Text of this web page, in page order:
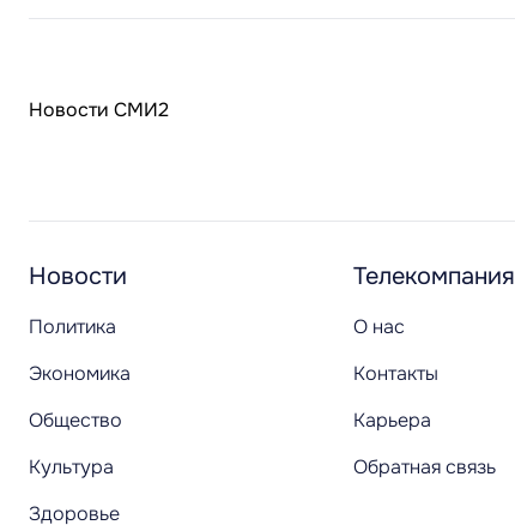
Новости СМИ2
Новости
Политика
Экономика
Общество
Культура
Здоровье
Телекомпания
О нас
Контакты
Карьера
Обратная связь